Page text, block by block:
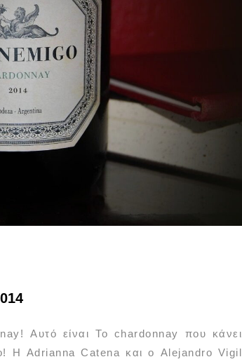
Αυτό είναι Το chardonnay που κάνει
Η Adrianna Catena και ο Alejandro Vigil